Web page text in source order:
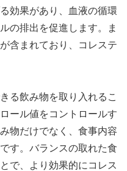
効果があり、血液の循環
の排出を促進します。ま
含まれており、コレステ
る飲み物を取り入れるこ
ール値をコントロールす
物だけでなく、食事内容
す。バランスの取れた食
で、より効果的にコレス